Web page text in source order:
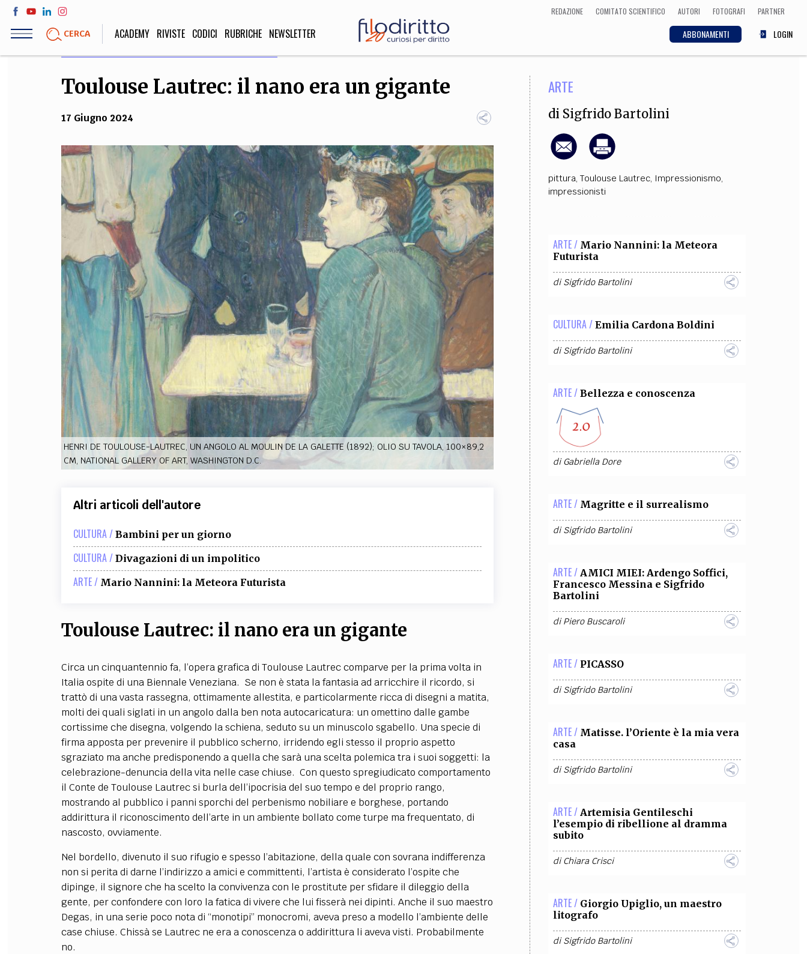
Salta
contenuto
REDAZIONE COMITATO SCIENTIFICO AUTORI FOTOGRAFI PARTNER
CERCA ABBONAMENTI LOGIN
ACADEMY RIVISTE CODICI RUBRICHE NEWSLETTER
LIFE STYLE
Sport, Cucina, Viaggi,
Moda
SOCIETÀ ECONOMIA
Biologia, Cifrematica,
STORIA E FILOSOFIA
Scienze storiche,
umanistiche, Religione
INNOVAZIONE
Scienze informatiche,
Architettura, Ingegneria
CULTURA
Arte, Cinema, Musica,
TEAM
FILODIRITTO REDAZIONE COMITATO SCIENTIFICO AUTORI CURATORI FOTOGRAFI
EXTRA
CODICI RUBRICHE LIBRI PROCEEDINGS PUBBLICITÀ CONTATTI
SOCIAL MEDIA
Toulouse Lautrec: il nano era un gigante
17 Giugno 2024
HENRI DE TOULOUSE-LAUTREC, UN ANGOLO AL MOULIN DE LA GALETTE (1892); OLIO SU TAVOLA, 100×89,2
CM, NATIONAL GALLERY OF ART, WASHINGTON D.C.
Altri articoli dell'autore
CULTURA / Bambini per un giorno
CULTURA / Divagazioni di un impolitico
ARTE / Mario Nannini: la Meteora Futurista
Toulouse Lautrec: il nano era un gigante
Circa un cinquantennio fa, l’opera grafica di Toulouse Lautrec comparve per la prima volta in
Italia ospite di una Biennale Veneziana. Se non è stata la fantasia ad arricchire il ricordo, si
trattò di una vasta rassegna, ottimamente allestita, e particolarmente ricca di disegni a matita,
molti dei quali siglati in un angolo dalla ben nota autocaricatura: un omettino dalle gambe
cortissime che disegna, volgendo la schiena, seduto su un minuscolo sgabello. Una specie di
firma apposta per prevenire il pubblico scherno, irridendo egli stesso il proprio aspetto
sgraziato ma anche predisponendo a quella che sarà una scelta polemica tra i suoi soggetti: la
celebrazione-denuncia della vita nelle case chiuse. Con questo spregiudicato comportamento
il Conte de Toulouse Lautrec si burla dell’ipocrisia del suo tempo e del proprio rango,
mostrando al pubblico i panni sporchi del perbenismo nobiliare e borghese, portando
addirittura il riconoscimento dell’arte in un ambiente bollato come turpe ma frequentato, di
nascosto, ovviamente.
Nel bordello, divenuto il suo rifugio e spesso l’abitazione, della quale con sovrana indifferenza
non si perita di darne l’indirizzo a amici e committenti, l’artista è considerato l’ospite che
dipinge, il signore che ha scelto la convivenza con le prostitute per sfidare il dileggio della
gente, per confondere con loro la fatica di vivere che lui fisserà nei dipinti. Anche il suo maestro
Degas, in una serie poco nota di “monotipi” monocromi, aveva preso a modello l’ambiente delle
case chiuse. Chissà se Lautrec ne era a conoscenza o addirittura li aveva visti. Probabilmente
no.
ARTE
di Sigfrido Bartolini
pittura, Toulouse Lautrec, Impressionismo,
impressionisti
ARTE / Mario Nannini: la Meteora
Futurista
diSigfrido Bartolini
CULTURA / Emilia Cardona Boldini
diSigfrido Bartolini
ARTE / Bellezza e conoscenza
diGabriella Dore
ARTE / Magritte e il surrealismo
diSigfrido Bartolini
ARTE / AMICI MIEI: Ardengo Soffici,
Francesco Messina e Sigfrido
Bartolini
diPiero Buscaroli
ARTE / PICASSO
diSigfrido Bartolini
ARTE / Matisse. l’Oriente è la mia vera
casa
diSigfrido Bartolini
ARTE / Artemisia Gentileschi
l’esempio di ribellione al dramma
subito
diChiara Crisci
ARTE / Giorgio Upiglio, un maestro
litografo
diSigfrido Bartolini